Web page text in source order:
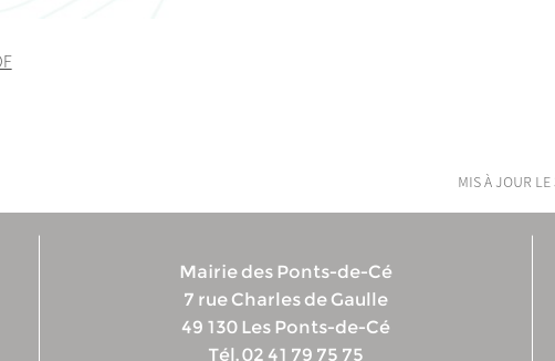
mis à jour le
Mairie des Ponts-de-Cé
7 rue Charles de Gaulle
49 130 Les Ponts-de-Cé
Tél. 02 41 79 75 75